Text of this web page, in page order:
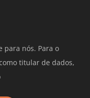
para nós. Para o
titular de dados,